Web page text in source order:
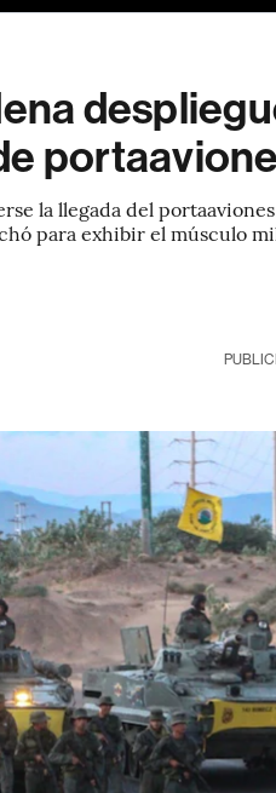
la llegada del
para exhibir el músculo